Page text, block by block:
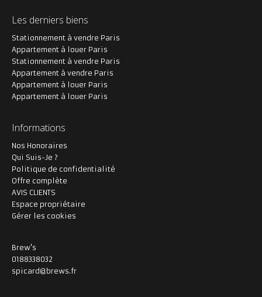
Les derniers biens
Stationnement à vendre Paris
Appartement à louer Paris
Stationnement à vendre Paris
Appartement à vendre Paris
Appartement à louer Paris
Appartement à louer Paris
Informations
Nos Honoraires
Qui Suis-Je ?
Politique de confidentialité
Offre complète
AVIS CLIENTS
Espace propriétaire
Gérer les cookies
Brew's
0188338032
spicard@brews.fr